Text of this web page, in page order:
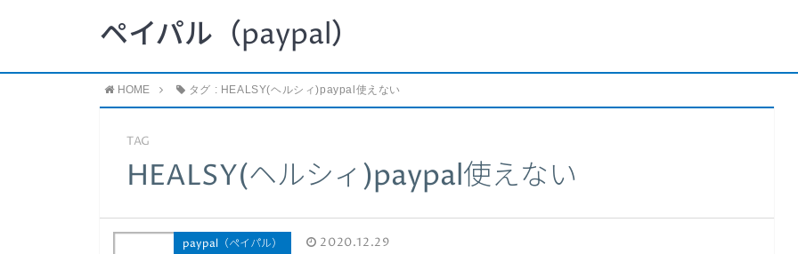
ペイパル（paypal）
HOME タグ : HEALSY(ヘルシィ)paypal使えない
TAG
HEALSY(ヘルシィ)paypal使えない
paypal（ペイパル） 2020.12.29